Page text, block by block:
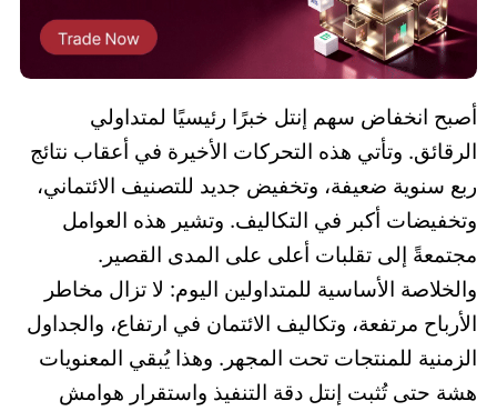
أصبح انخفاض سهم إنتل خبرًا رئيسيًا لمتداولي
الرقائق. وتأتي هذه التحركات الأخيرة في أعقاب نتائج
ربع سنوية ضعيفة، وتخفيض جديد للتصنيف الائتماني،
وتخفيضات أكبر في التكاليف. وتشير هذه العوامل
مجتمعةً إلى تقلبات أعلى على المدى القصير.
والخلاصة الأساسية للمتداولين اليوم: لا تزال مخاطر
الأرباح مرتفعة، وتكاليف الائتمان في ارتفاع، والجداول
الزمنية للمنتجات تحت المجهر. وهذا يُبقي المعنويات
هشة حتى تُثبت إنتل دقة التنفيذ واستقرار هوامش